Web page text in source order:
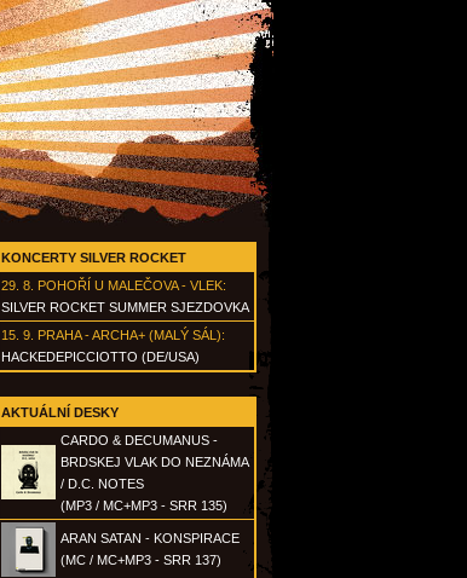
KONCERTY SILVER ROCKET
29. 8. POHOŘÍ U MALEČOVA - VLEK:
SILVER ROCKET SUMMER SJEZDOVKA
15. 9. PRAHA - ARCHA+ (MALÝ SÁL):
HACKEDEPICCIOTTO (DE/USA)
AKTUÁLNÍ DESKY
CARDO & DECUMANUS -
BRDSKEJ VLAK DO NEZNÁMA
/ D.C. NOTES
(MP3 / MC+MP3 - SRR 135)
ARAN SATAN - KONSPIRACE
(MC / MC+MP3 - SRR 137)